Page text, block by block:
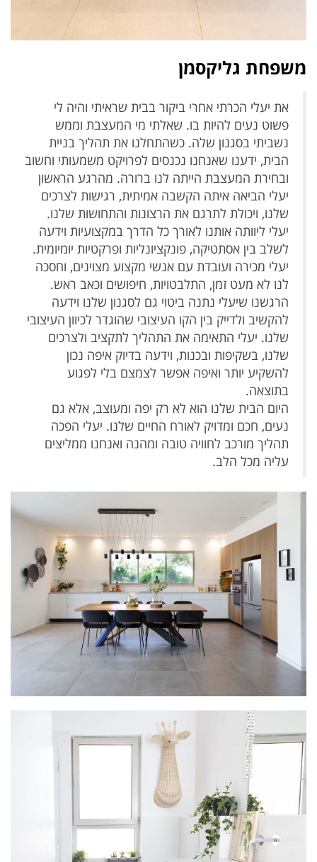
משפחת גליקסמן
את יעלי הכרתי אחרי ביקור בבית שראיתי והיה לי
פשוט נעים להיות בו. שאלתי מי המעצבת וממש
נשביתי בסגנון שלה. כשהתחלנו את תהליך בניית
הבית, ידענו שאנחנו נכנסים לפרויקט משמעותי וחשוב
ובחירת המעצבת הייתה לנו ברורה. מהרגע הראשון
יעלי הביאה איתה הקשבה אמיתית, רגישות לצרכים
שלנו, ויכולת לתרגם את הרצונות והתחושות שלנו.
יעלי ליוותה אותנו לאורך כל הדרך במקצועיות וידעה
לשלב בין אסתטיקה, פונקציונליות ופרקטיות יומיומית.
יעלי מכירה ועובדת עם אנשי מקצוע מצוינים, וחסכה
לנו לא מעט זמן, התלבטויות, חיפושים וכאב ראש.
הרגשנו שיעלי נתנה ביטוי גם לסגנון שלנו וידעה
להקשיב ולדייק בין הקו העיצובי שהוגדר לכיוון העיצובי
שלנו. יעלי התאימה את התהליך לתקציב ולצרכים
שלנו, בשקיפות ובכנות, וידעה בדיוק איפה נכון
להשקיע יותר ואיפה אפשר לצמצם בלי לפגוע
בתוצאה.
היום הבית שלנו הוא לא רק יפה ומעוצב, אלא גם
נעים, חכם ומדויק לאורח החיים שלנו. יעלי הפכה
תהליך מורכב לחוויה טובה ומהנה ואנחנו ממליצים
עליה מכל הלב.